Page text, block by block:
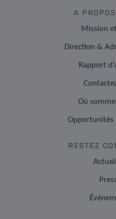
A
Mission
Direction &
Rapport
Où
Opportunités
RESTEZ